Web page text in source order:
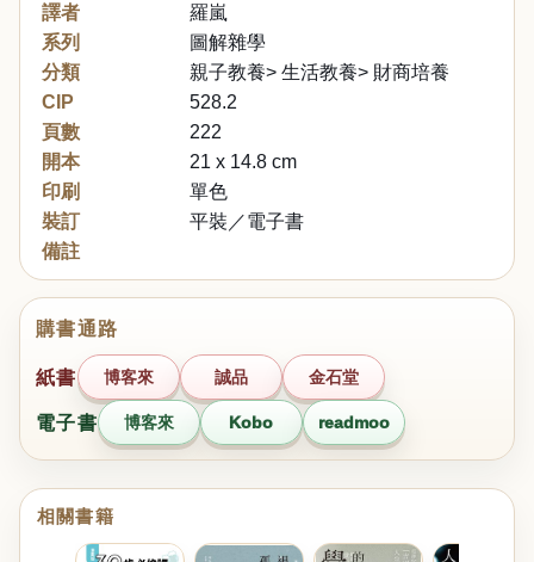
譯者
羅嵐
系列
圖解雜學
分類
親子教養> 生活教養> 財商培養
CIP
528.2
頁數
222
開本
21 x 14.8 cm
印刷
單色
裝訂
平裝／電子書
備註
購書通路
紙書 博客來 誠品 金石堂
電子書 博客來 Kobo readmoo
相關書籍